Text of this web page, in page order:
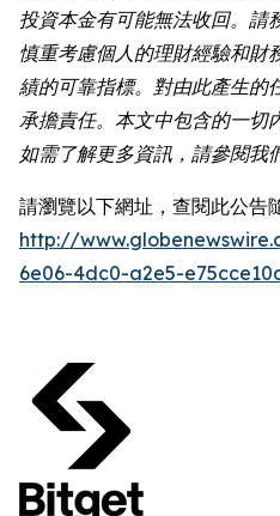
投資本金有可能無法收回。請
慎重考慮個人的理財經驗和財
績的可靠指標。對由此產生
承擔責任。本文中包含的一切
如需了解更多資訊，請參閱我
請瀏覽以下網址，查閱此公告
http://
6e06-4dc0-a2e5-